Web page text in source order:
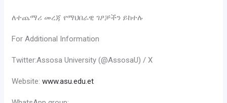
ለተጨማሪ መረጃ የማህበራዊ ገፆቻችን ይከተሉ
‎For Additional Information
‎Twitter:Assosa University (@AssosaU) / X
‎Website:www.asu.edu.et